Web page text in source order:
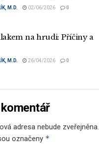
M.D. 02/06/2026 0
na hrudi: Příčiny a
M.D. 26/04/2026 0
adresa nebude zveřejněna.
označeny *